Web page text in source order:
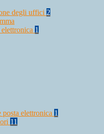
degli uffici 2
1
posta elettronica 1
11